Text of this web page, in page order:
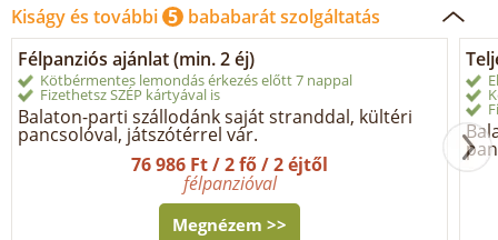
Kiságy és további 5 bababarát szolgáltatás
Félpanziós ajánlat (min. 2 éj)
Kötbérmentes lemondás érkezés előtt 7 nappal
Fizethetsz SZÉP kártyával is
Balaton-parti szállodánk saját stranddal, kültéri
pancsolóval, játszótérrel vár.
76 986 Ft / 2 fő / 2 éjtől
félpanzióval
Megnézem >>